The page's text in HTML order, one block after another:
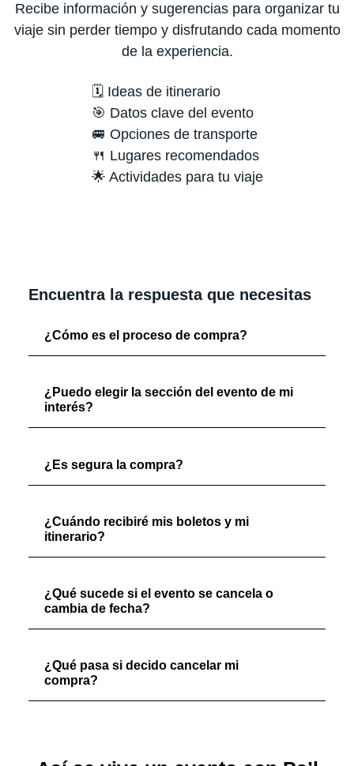
Recibe información y sugerencias para organizar tu
viaje sin perder tiempo y disfrutando cada momento
de la experiencia.
🗓️ Ideas de itinerario
🎯 Datos clave del evento
🚐 Opciones de transporte
🍴 Lugares recomendados
🌟 Actividades para tu viaje
Encuentra la respuesta que necesitas
¿Cómo es el proceso de compra?
¿Puedo elegir la sección del evento de mi
interés?
¿Es segura la compra?
¿Cuándo recibiré mis boletos y mi
itinerario?
¿Qué sucede si el evento se cancela o
cambia de fecha?
¿Qué pasa si decido cancelar mi
compra?